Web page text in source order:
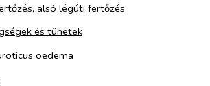
alsó légúti fertőzés
és tünetek
cus oedema